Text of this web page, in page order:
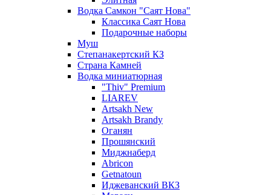
Водка Самкон "Саят Нова"
Классика Саят Нова
Подарочные наборы
Муш
Степанакертский КЗ
Страна Камней
Водка миниатюрная
"Thiv" Premium
LIAREV
Artsakh New
Artsakh Brandy
Оганян
Прошянский
Миджнаберд
Abricon
Getnatoun
Иджеванский ВКЗ